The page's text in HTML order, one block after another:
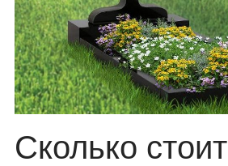
Сколько стоит